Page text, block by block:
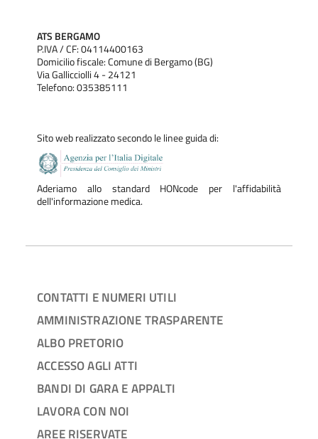
ATS BERGAMO
P.IVA / CF: 04114400163
Domicilio fiscale: Comune di Bergamo (BG)
Via Gallicciolli 4 - 24121
Telefono: 035385111
Sito web realizzato secondo le linee guida di:
Aderiamo allo standard HONcode per l'affidabilità
dell'informazione medica.
CONTATTI E NUMERI UTILI
AMMINISTRAZIONE TRASPARENTE
ALBO PRETORIO
ACCESSO AGLI ATTI
BANDI DI GARA E APPALTI
LAVORA CON NOI
AREE RISERVATE